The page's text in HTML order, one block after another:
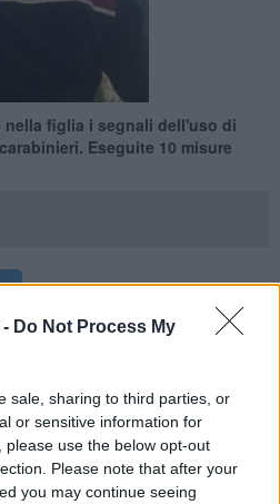
Do Not Process My
sale, sharing to third parties, or
or sensitive information for
use the below opt-out
Please note that after your
you may continue seeing
nella figlia i segnali dell'uso di
Eseguite 10 misure
ha portato in provincia di
di spaccio di droga
state condotte in carcere , due
per tre è stato disposto ildivieto di
Pistoia e di Prato.
è stata effettuata giovedì scorso
di indagini contro lo spaccio di